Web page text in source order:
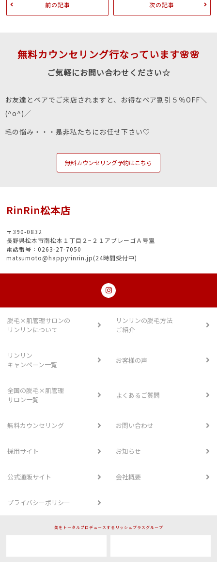
前の記事 次の記事
無料カウンセリング行なっています🌸🌸
ご気軽にお問い合わせください☆
お友達とペアでご来店されますと、お得なペア割引５％OFF＼
(^o^)／
毛の悩み・・・是非私たちにお任せ下さい♡
無料カウンセリング予約はこちら
RinRin松本店
〒390-0832
長野県松本市南松本１丁目２−２１アブレーゴＡ号室
電話番号：0263-27-7050
matsumoto@happyrinrin.jp(24時間受付中)
脱毛×肌管理サロンの
リンリンについて
リンリンの脱毛方法
ご紹介
リンリン
キャンペーン一覧
お客様の声
全国の脱毛×肌管理
サロン一覧
よくあるご質問
無料カウンセリング お問い合わせ
採用サイト お知らせ
公式通販サイト 会社概要
プライバシーポリシー
美をトータルプロデュースするリッシュプラスグループ